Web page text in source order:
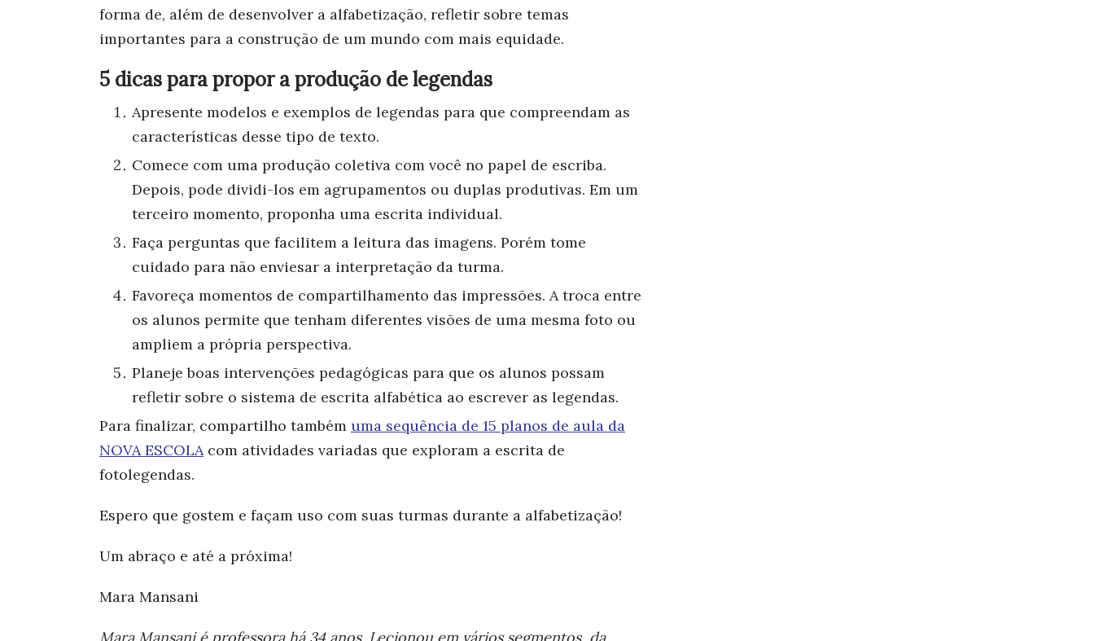
forma de, além de desenvolver a alfabetização, refletir sobre temas
importantes para a construção de um mundo com mais equidade.
5 dicas para propor a produção de legendas
Apresente modelos e exemplos de legendas para que compreendam as
características desse tipo de texto.
Comece com uma produção coletiva com você no papel de escriba.
Depois, pode dividi-los em agrupamentos ou duplas produtivas. Em um
terceiro momento, proponha uma escrita individual.
Faça perguntas que facilitem a leitura das imagens. Porém tome
cuidado para não enviesar a interpretação da turma.
Favoreça momentos de compartilhamento das impressões. A troca entre
os alunos permite que tenham diferentes visões de uma mesma foto ou
ampliem a própria perspectiva.
Planeje boas intervenções pedagógicas para que os alunos possam
refletir sobre o sistema de escrita alfabética ao escrever as legendas.
Para finalizar, compartilho também uma sequência de 15 planos de aula da
NOVA ESCOLAcom atividades variadas que exploram a escrita de
fotolegendas.
Espero que gostem e façam uso com suas turmas durante a alfabetização!
Um abraço e até a próxima!
Mara Mansani